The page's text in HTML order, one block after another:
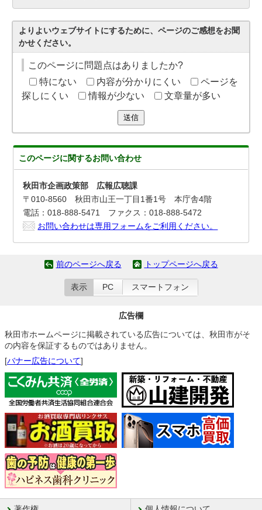
よりよいウェブサイトにするために、ページのご感想をお聞
かせください。
このページに問題点はありましたか?
特にない
内容が分かりにくい
ページを
探しにくい
情報が少ない 文章量が多い
送信
このページに関するお問い合わせ
秋田市企画政策部 広報広聴課
〒010-8560 秋田市山王一丁目1番1号 本庁舎4階
電話：018-888-5471 ファクス：018-888-5472
お問い合わせは専用フォームをご利用ください。
前のページへ戻る トップページへ戻る
表示 PC スマートフォン
広告欄
秋田市ホームページに掲載されている広告については、秋田市がそ
の内容を保証するものではありません。
[バナー広告について]